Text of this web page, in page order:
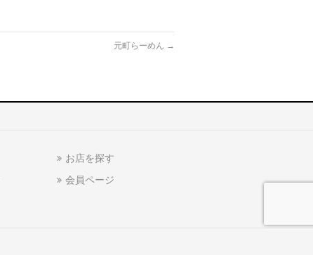
元町らーめん →
お店を探す
会員ページ